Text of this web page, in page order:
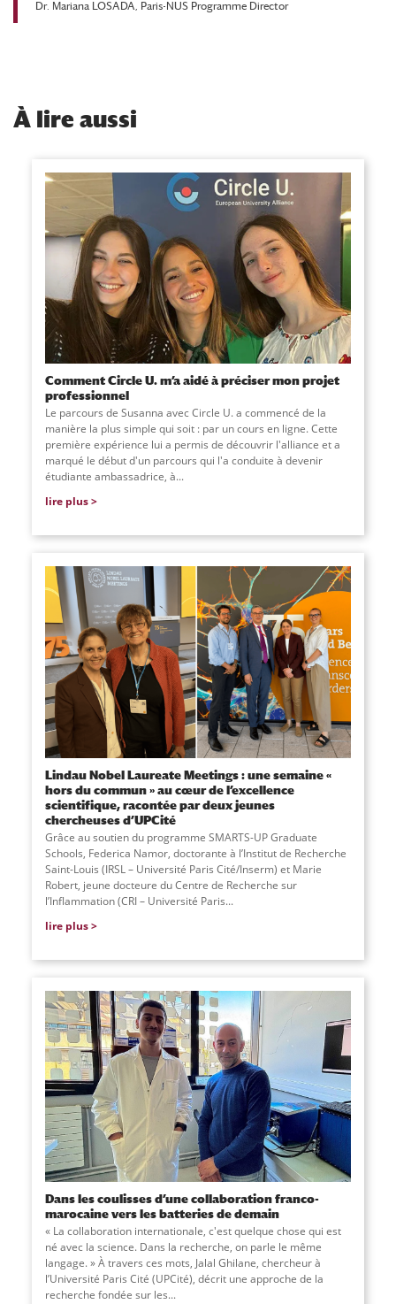
Dr. Mariana LOSADA, Paris-NUS Programme Director
À lire aussi
Comment Circle U. m’a aidé à préciser mon projet
professionnel
Le parcours de Susanna avec Circle U. a commencé de la
manière la plus simple qui soit : par un cours en ligne. Cette
première expérience lui a permis de découvrir l'alliance et a
marqué le début d'un parcours qui l'a conduite à devenir
étudiante ambassadrice, à...
lire plus
Lindau Nobel Laureate Meetings : une semaine «
hors du commun » au cœur de l’excellence
scientifique, racontée par deux jeunes
chercheuses d’UPCité
Grâce au soutien du programme SMARTS-UP Graduate
Schools, Federica Namor, doctorante à l’Institut de Recherche
Saint-Louis (IRSL – Université Paris Cité/Inserm) et Marie
Robert, jeune docteure du Centre de Recherche sur
l’Inflammation (CRI – Université Paris...
lire plus
Dans les coulisses d’une collaboration franco-
marocaine vers les batteries de demain
« La collaboration internationale, c'est quelque chose qui est
né avec la science. Dans la recherche, on parle le même
langage. » À travers ces mots, Jalal Ghilane, chercheur à
l’Université Paris Cité (UPCité), décrit une approche de la
recherche fondée sur les...